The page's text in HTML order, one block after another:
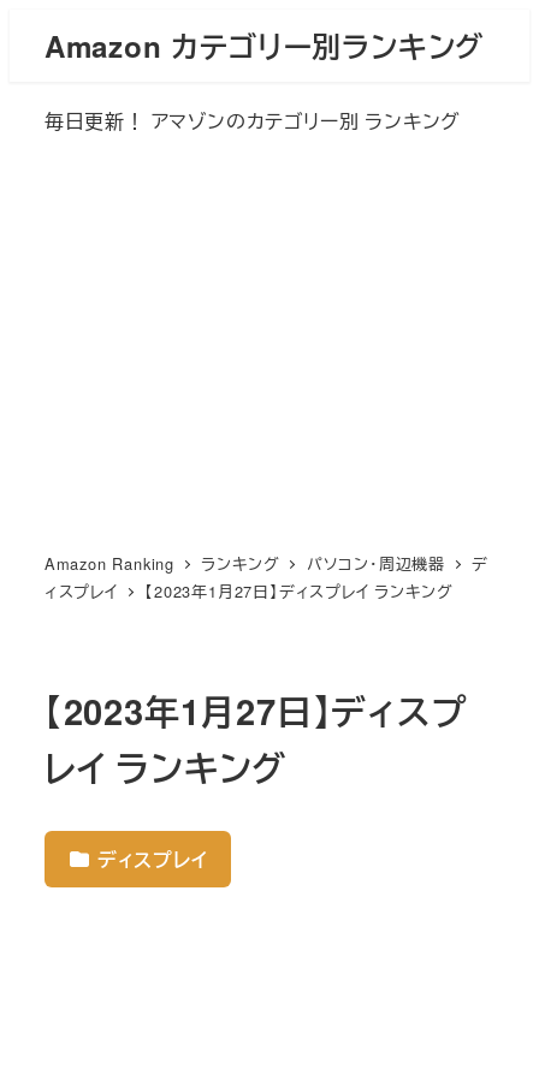
Amazon カテゴリー別ランキング
毎日更新！ アマゾンのカテゴリー別 ランキング
Amazon Ranking ランキング パソコン・周辺機器
デ
ィスプレイ
【2023年1月27日】ディスプレイ ランキング
【2023年1月27日】ディスプ
レイ ランキング
ディスプレイ